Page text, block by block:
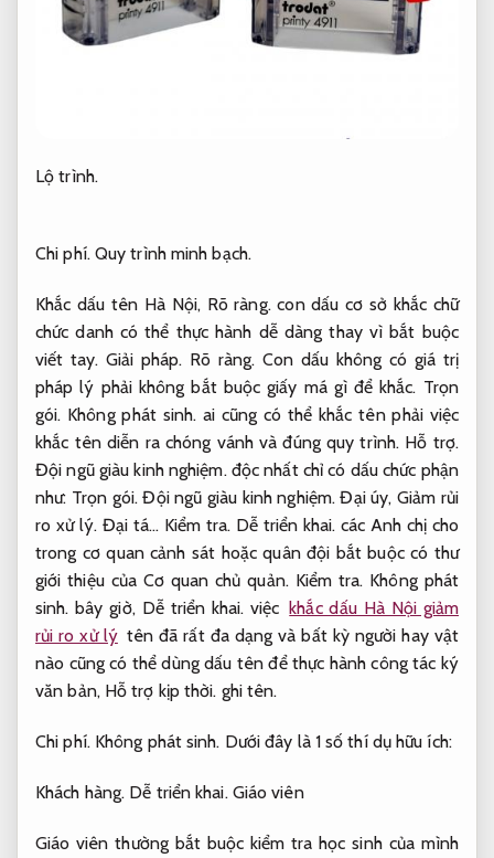
Lộ trình.
Chi phí. Quy trình minh bạch.
Khắc dấu tên Hà Nội, Rõ ràng.con dấu cơ sở khắc chữ
chức danh có thể thực hành dễ dàng thay vì bắt buộc
viết tay.Giải pháp. Rõ ràng. Con dấu không có giá trị
pháp lý phải không bắt buộc giấy má gì để khắc. Trọn
gói. Không phát sinh. ai cũng có thể khắc tên phải việc
khắc tên diễn ra chóng vánh và đúng quy trình. Hỗ trợ.
Đội ngũ giàu kinh nghiệm.độc nhất chỉ có dấu chức phận
như: Trọn gói. Đội ngũ giàu kinh nghiệm. Đại úy, Giảm rủi
ro xử lý. Đại tá… Kiểm tra. Dễ triển khai. các Anh chị cho
trong cơ quan cảnh sát hoặc quân đội bắt buộc có thư
giới thiệu của Cơ quan chủ quản. Kiểm tra. Không phát
sinh. bây giờ, Dễ triển khai. việc khắc dấu Hà Nội giảm
rủi ro xử lý tên đã rất đa dạng và bất kỳ người hay vật
nào cũng có thể dùng dấu tên để thực hành công tác ký
văn bản, Hỗ trợ kịp thời. ghi tên.
Chi phí. Không phát sinh. Dưới đây là 1 số thí dụ hữu ích:
Khách hàng. Dễ triển khai. Giáo viên
Giáo viên thường bắt buộc kiểm tra học sinh của mình